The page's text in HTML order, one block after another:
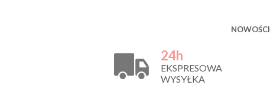
NOWOŚCI
24h
EKSPRESOWA
WYSYŁKA